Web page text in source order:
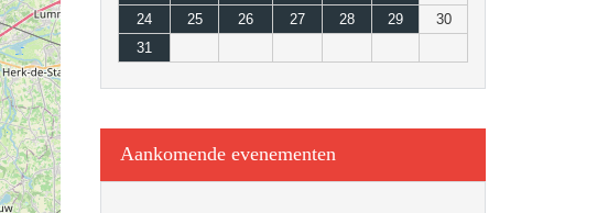
24
25 26 27 28 29
30
31
Aankomende evenementen